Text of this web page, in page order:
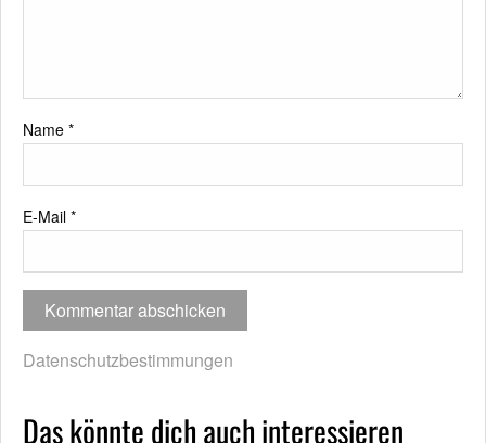
Name *
E-Mail *
Datenschutzbestimmungen
Das könnte dich auch interessieren